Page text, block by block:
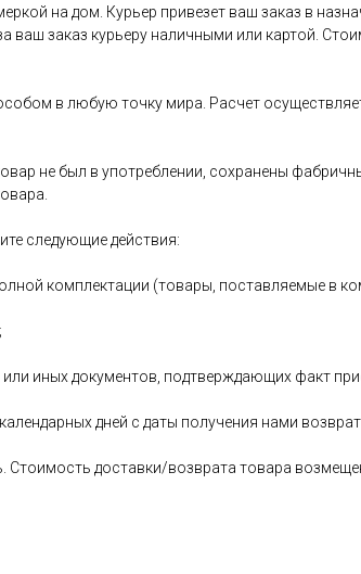
на дом. Курьер привезет ваш заказ в
ваш заказ курьеру наличными или картой.
в любую точку мира. Расчет
не был в употреблении, сохранены
следующие действия:
комплектации (товары, поставляемые в
иных документов, подтверждающих факт
дней с даты получения нами
Стоимость доставки/возврата товара